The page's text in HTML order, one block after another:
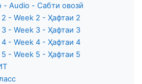
- Audio - Сабти овозӣ
- Week 2 - Ҳафтаи 2
- Week 3 - Ҳафтаи 3
- Week 4 - Ҳафтаи 4
- Week 5 - Ҳафтаи 5